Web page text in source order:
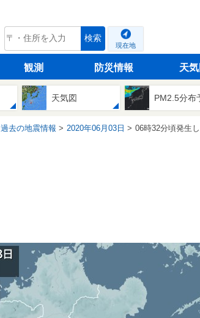
tenki.jp 検索
現在地
観測 防災情報 天気
天気図 PM2.5分布
過去の地震情報 2020年06月03日 06時32分頃発生